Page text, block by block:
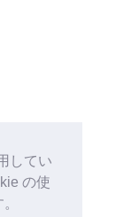
してい
の使